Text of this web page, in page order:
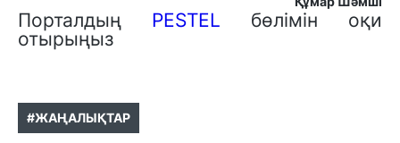
Порталдың PESTEL бөлімін оқи
отырыңыз
#ЖАҢАЛЫҚТАР